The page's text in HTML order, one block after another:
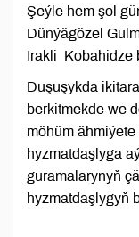
Şeýle hem şol
Dünýägözel
Irakli Kobahidze
Duşuşykda
berkitmekde we
möhüm
hyzmatdaşlyga
guramalarynyň
hyzmatdaşlygyň